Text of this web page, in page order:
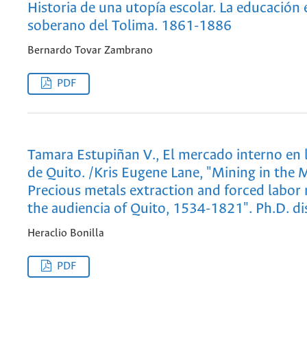
Historia de una utopía escolar. La educación
soberano del Tolima. 1861-1886
Bernardo Tovar Zambrano
PDF
Tamara Estupiñan V., El mercado interno en
de Quito. /Kris Eugene Lane, "Mining in the
Precious metals extraction and forced labor
the audiencia of Quito, 1534-1821". Ph.D.
Heraclio Bonilla
PDF